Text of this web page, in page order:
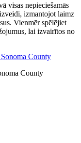
visas nepieciešamās
izmantojot laimz
Vienmēr spēlējiet
lai izvairītos no
County